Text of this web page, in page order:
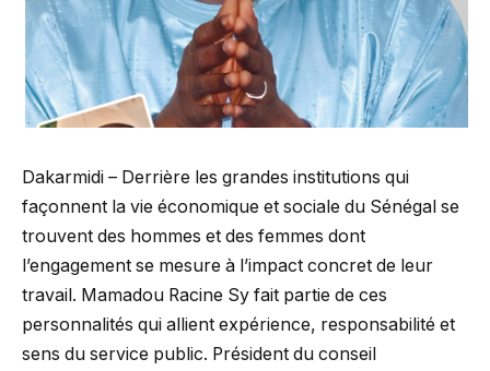
Dakarmidi – Derrière les grandes institutions qui
façonnent la vie économique et sociale du Sénégal se
trouvent des hommes et des femmes dont
l’engagement se mesure à l’impact concret de leur
travail. Mamadou Racine Sy fait partie de ces
personnalités qui allient expérience, responsabilité et
sens du service public. Président du conseil